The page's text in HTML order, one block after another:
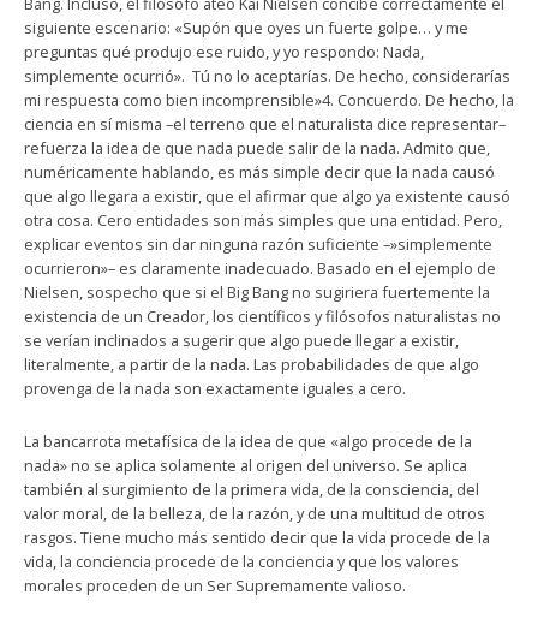
siguiente escenario: «Supón que oyes un fuerte golpe… y me
preguntas qué produjo ese ruido, y yo respondo: Nada,
simplemente ocurrió». Tú no lo aceptarías. De hecho, considerarías
mi respuesta como bien incomprensible»4. Concuerdo. De hecho, la
ciencia en sí misma –el terreno que el naturalista dice representar–
refuerza la idea de que nada puede salir de la nada. Admito que,
numéricamente hablando, es más simple decir que la nada causó
que algo llegara a existir, que el afirmar que algo ya existente causó
otra cosa. Cero entidades son más simples que una entidad. Pero,
explicar eventos sin dar ninguna razón suficiente –»simplemente
ocurrieron»– es claramente inadecuado. Basado en el ejemplo de
Nielsen, sospecho que si el Big Bang no sugiriera fuertemente la
existencia de un Creador, los científicos y filósofos naturalistas no
se verían inclinados a sugerir que algo puede llegar a existir,
literalmente, a partir de la nada. Las probabilidades de que algo
provenga de la nada son exactamente iguales a cero.
La bancarrota metafísica de la idea de que «algo procede de la
nada» no se aplica solamente al origen del universo. Se aplica
también al surgimiento de la primera vida, de la consciencia, del
valor moral, de la belleza, de la razón, y de una multitud de otros
rasgos. Tiene mucho más sentido decir que la vida procede de la
vida, la conciencia procede de la conciencia y que los valores
morales proceden de un Ser Supremamente valioso.